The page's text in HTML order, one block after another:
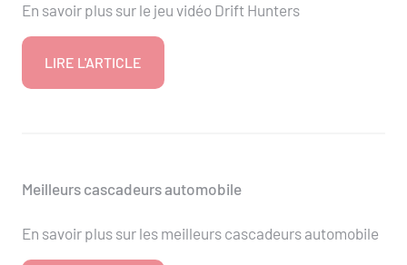
En savoir plus sur le jeu vidéo Drift Hunters
LIRE L'ARTICLE
Meilleurs cascadeurs automobile
En savoir plus sur les meilleurs cascadeurs automobile